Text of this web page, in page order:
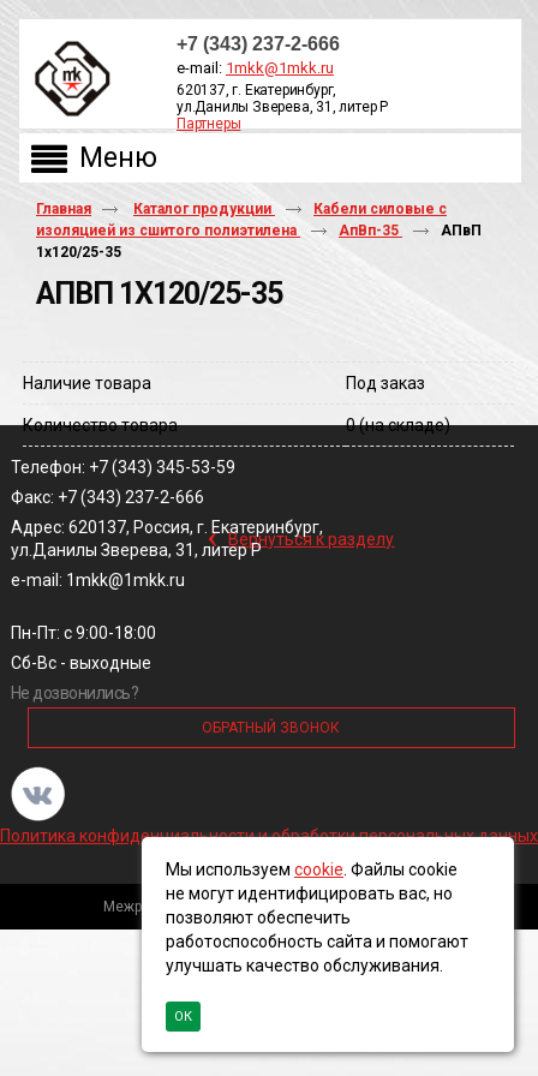
+7 (343) 237-2-666
e-mail: 1mkk@1mkk.ru
620137, г. Екатеринбург,
ул.Данилы Зверева, 31, литер Р
Партнеры
Главная Каталог продукции
Кабели силовые с
изоляцией из сшитого полиэтилена
АпВп-35
АПвП
1х120/25-35
АПВП 1Х120/25-35
Наличие товара Под заказ
Количество товара 0(на складе)
‹ Вернуться к разделу
Телефон: +7 (343) 345-53-59
Факс: +7 (343) 237-2-666
Адрес: 620137, Россия, г. Екатеринбург,
ул.Данилы Зверева, 31, литер Р
e-mail: 1mkk@1mkk.ru
Пн-Пт: с 9:00-18:00
Сб-Вс - выходные
Не дозвонились?
ОБРАТНЫЙ ЗВОНОК
Политика конфиденциальности и обработки персональных данных
Межрегиональная кабельная компания, 2016 ©
Мы используем cookie . Файлы cookie
не могут идентифицировать вас, но
позволяют обеспечить
работоспособность сайта и помогают
улучшать качество обслуживания.
ОК